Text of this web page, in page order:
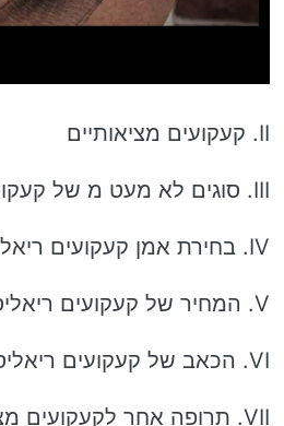
II. קעקועים מציאותיים
III. סוגים לא מעט מ של קעקועים ריאליסטיים
IV. בחירת אמן קעקועים ריאליסטי
V. המחיר של קעקועים ריאליסטיים
VI. הכאב של קעקועים ריאליסטיים
VII. תרופה אחר לקעקועים מציאותיים